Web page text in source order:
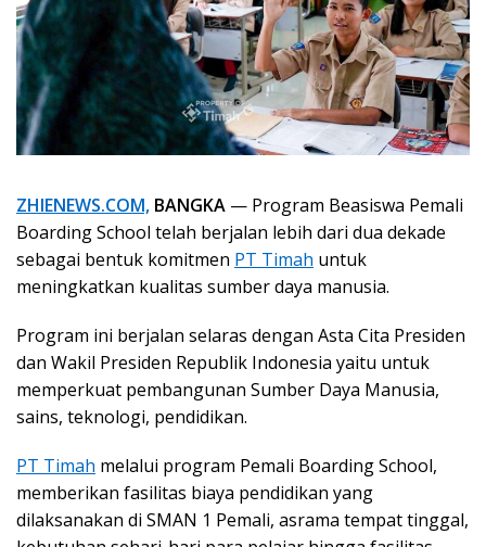
ZHIENEWS.COM, BANGKA — Program Beasiswa Pemali
Boarding School telah berjalan lebih dari dua dekade
sebagai bentuk komitmen PT Timah untuk
meningkatkan kualitas sumber daya manusia.
Program ini berjalan selaras dengan Asta Cita Presiden
dan Wakil Presiden Republik Indonesia yaitu untuk
memperkuat pembangunan Sumber Daya Manusia,
sains, teknologi, pendidikan.
PT Timah melalui program Pemali Boarding School,
memberikan fasilitas biaya pendidikan yang
dilaksanakan di SMAN 1 Pemali, asrama tempat tinggal,